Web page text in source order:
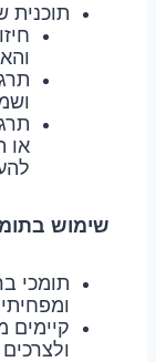
תוכנית
או
שימוש
תומכי
קיימים